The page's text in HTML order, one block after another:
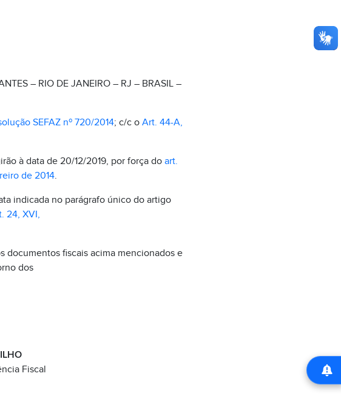
– RIO DE JANEIRO – RJ – BRASIL –
SEFAZ nº 720/2014; c/c o Art. 44-A,
à data de 20/12/2019, por força do art.
de 2014.
indicada no parágrafo único do artigo
24, XVI,
fiscais acima mencionados e
dos
Fiscal